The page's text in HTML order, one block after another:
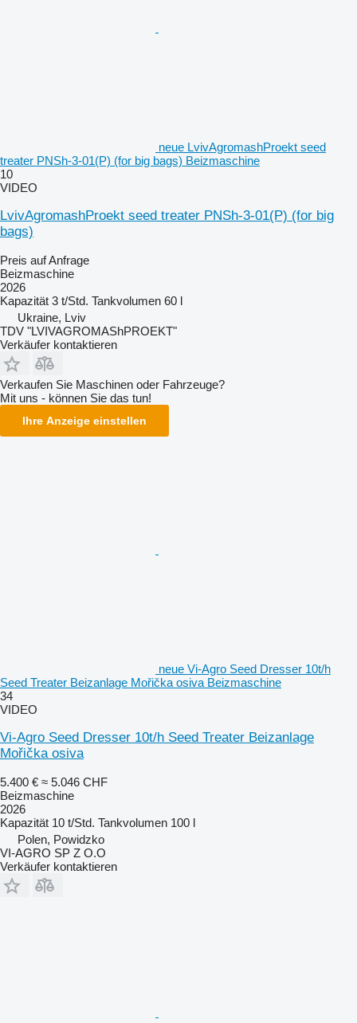
neue LvivAgromashProekt seed
treater PNSh-3-01(P) (for big bags) Beizmaschine
10
VIDEO
LvivAgromashProekt seed treater PNSh-3-01(P) (for big
bags)
Preis auf Anfrage
Beizmaschine
2026
Kapazität 3 t/Std. Tankvolumen 60 l
Ukraine, Lviv
TDV "LVIVAGROMAShPROEKT"
Verkäufer kontaktieren
Verkaufen Sie Maschinen oder Fahrzeuge?
Mit uns - können Sie das tun!
Ihre Anzeige einstellen
neue Vi-Agro Seed Dresser 10t/h
Seed Treater Beizanlage Mořička osiva Beizmaschine
34
VIDEO
Vi-Agro Seed Dresser 10t/h Seed Treater Beizanlage
Mořička osiva
5.400 € ≈ 5.046 CHF
Beizmaschine
2026
Kapazität 10 t/Std. Tankvolumen 100 l
Polen, Powidzko
VI-AGRO SP Z O.O
Verkäufer kontaktieren